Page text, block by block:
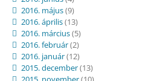
2016. május(9)
2016. április(13)
2016. március(5)
2016. február(2)
2016. január(12)
2015. december(13)